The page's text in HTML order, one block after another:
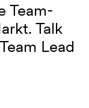
Team-
Talk
Lead